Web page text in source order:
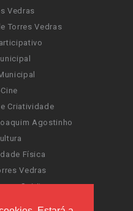
Vedras
Torres Vedras
Criatividade
Agostinho
Física
Vedras
Spirit